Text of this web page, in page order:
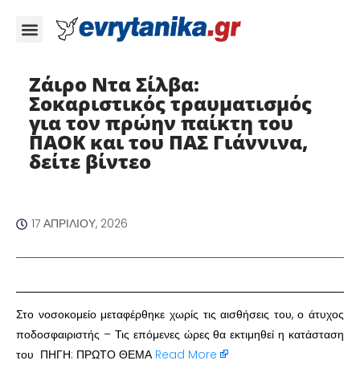
Ζάιρο Ντα Σίλβα:
Σοκαριστικός τραυματισμός
για τον πρώην παίκτη του
ΠΑΟΚ και του ΠΑΣ Γιάννινα,
δείτε βίντεο
17 ΑΠΡΙΛΊΟΥ, 2026
Στο νοσοκομείο μεταφέρθηκε χωρίς τις αισθήσεις του, ο άτυχος
ποδοσφαιριστής – Τις επόμενες ώρες θα εκτιμηθεί η κατάσταση
του ΠΗΓΗ: ΠΡΩΤΟ ΘΕΜΑ Read More